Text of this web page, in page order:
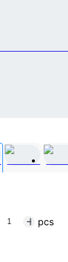
pcs